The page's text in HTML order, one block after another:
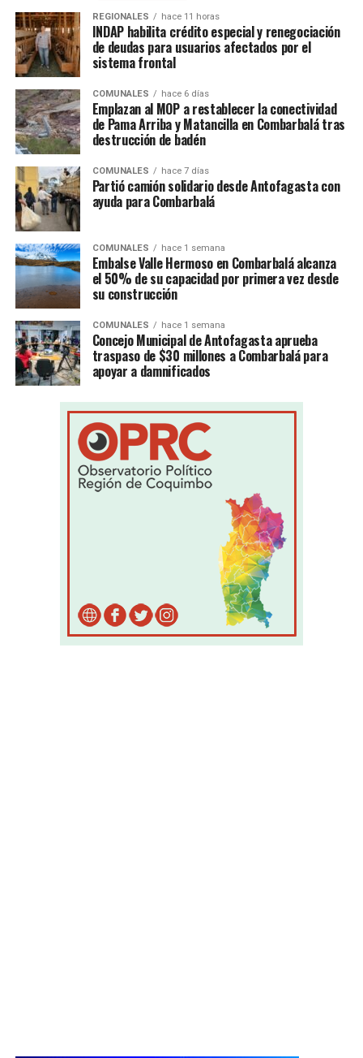
REGIONALES hace 11 horas
INDAP habilita crédito especial y renegociación
de deudas para usuarios afectados por el
sistema frontal
COMUNALES hace 6 días
Emplazan al MOP a restablecer la conectividad
de Pama Arriba y Matancilla en Combarbalá tras
destrucción de badén
COMUNALES hace 7 días
Partió camión solidario desde Antofagasta con
ayuda para Combarbalá
COMUNALES hace 1 semana
Embalse Valle Hermoso en Combarbalá alcanza
el 50% de su capacidad por primera vez desde
su construcción
COMUNALES hace 1 semana
Concejo Municipal de Antofagasta aprueba
traspaso de $30 millones a Combarbalá para
apoyar a damnificados